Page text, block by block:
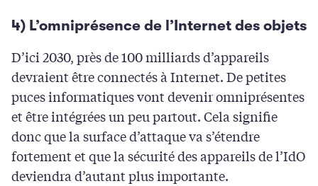
4) L’omniprésence de l’Internet des objets
D’ici 2030, près de 100 milliards d’appareils
devraient être connectés à Internet. De petites
puces informatiques vont devenir omniprésentes
et être intégrées un peu partout. Cela signifie
donc que la surface d’attaque va s’étendre
fortement et que la sécurité des appareils de l’IdO
deviendra d’autant plus importante.